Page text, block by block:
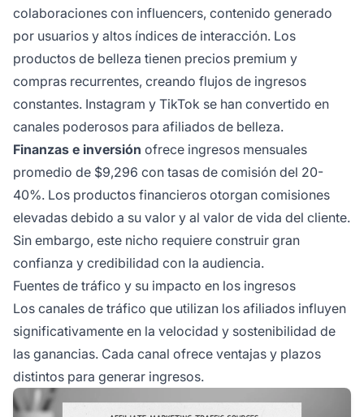
colaboraciones con influencers, contenido generado
por usuarios y altos índices de interacción. Los
productos de belleza tienen precios premium y
compras recurrentes, creando flujos de ingresos
constantes. Instagram y TikTok se han convertido en
canales poderosos para afiliados de belleza.
Finanzas e inversión ofrece ingresos mensuales
promedio de $9,296 con tasas de comisión del 20-
40%. Los productos financieros otorgan comisiones
elevadas debido a su valor y al valor de vida del cliente.
Sin embargo, este nicho requiere construir gran
confianza y credibilidad con la audiencia.
Fuentes de tráfico y su impacto en los ingresos
Los canales de tráfico que utilizan los afiliados influyen
significativamente en la velocidad y sostenibilidad de
las ganancias. Cada canal ofrece ventajas y plazos
distintos para generar ingresos.